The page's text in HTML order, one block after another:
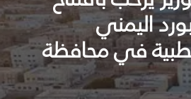
اليمني
في محافظة